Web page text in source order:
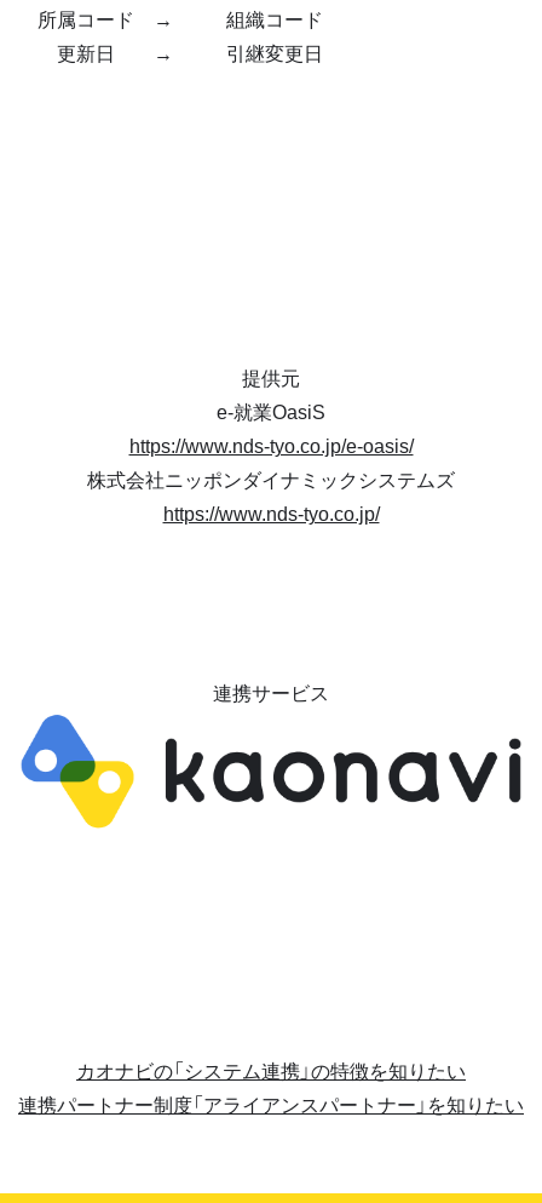
所属コード
→
組織コード
更新日
→ 引継変更日
提供元
e-就業OasiS
https://www.nds-tyo.co.jp/e-oasis/
株式会社ニッポンダイナミックシステムズ
https://www.nds-tyo.co.jp/
連携サービス
カオナビの「システム連携」の特徴を知りたい
連携パートナー制度「アライアンスパートナー」を知りたい